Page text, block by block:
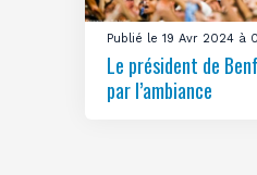
Publié le 19 Avr 2024 à
Le président de
par l’ambiance